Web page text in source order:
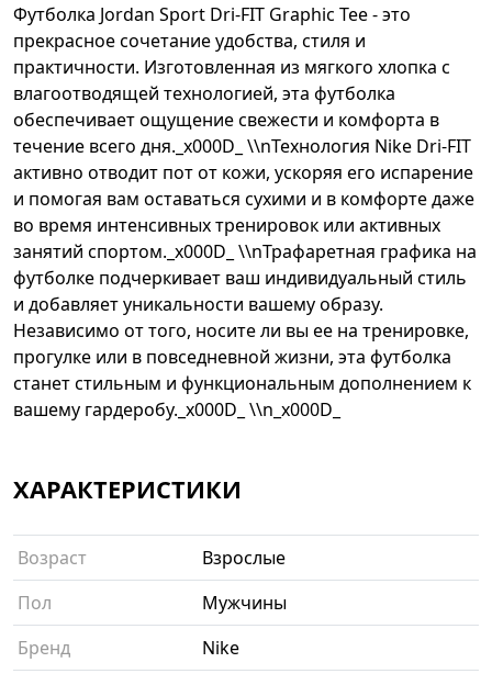
Футболка Jordan Sport Dri-FIT Graphic Tee - это
прекрасное сочетание удобства, стиля и
практичности. Изготовленная из мягкого хлопка с
влагоотводящей технологией, эта футболка
обеспечивает ощущение свежести и комфорта в
течение всего дня._x000D_ \\nТехнология Nike Dri-FIT
активно отводит пот от кожи, ускоряя его испарение
и помогая вам оставаться сухими и в комфорте даже
во время интенсивных тренировок или активных
занятий спортом._x000D_ \\nТрафаретная графика на
футболке подчеркивает ваш индивидуальный стиль
и добавляет уникальности вашему образу.
Независимо от того, носите ли вы ее на тренировке,
прогулке или в повседневной жизни, эта футболка
станет стильным и функциональным дополнением к
вашему гардеробу._x000D_ \\n_x000D_
ХАРАКТЕРИСТИКИ
Возраст
Взрослые
Пол
Мужчины
Бренд
Nike